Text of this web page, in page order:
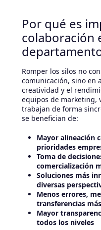
Por qué es
colaboración
Romper los silos no
comunicación, sino en
creatividad y el
equipos de marketing,
trabajan de forma
se benefician de:
Mayor alineación
prioridades
Toma de
comercialización
Soluciones más
diversas
Menos errores,
transferencias
Mayor
todos los niveles